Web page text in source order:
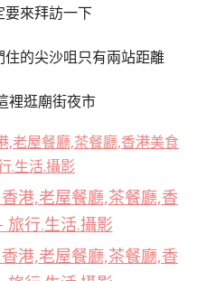
來拜訪一下
的尖沙咀只有兩站距離
裡逛廟街夜市